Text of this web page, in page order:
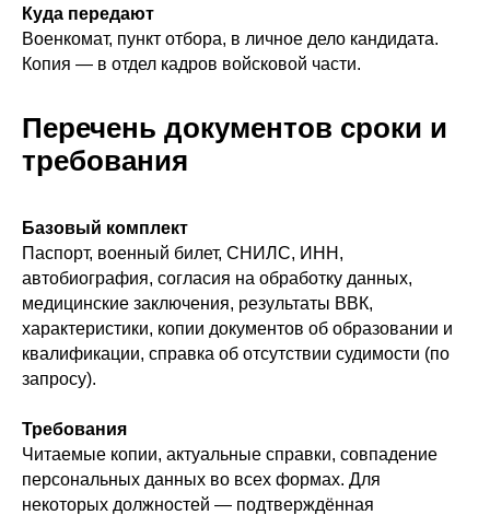
Куда передают
Военкомат, пункт отбора, в личное дело кандидата.
Копия — в отдел кадров войсковой части.
Перечень документов сроки и
требования
Базовый комплект
Паспорт, военный билет, СНИЛС, ИНН,
автобиография, согласия на обработку данных,
медицинские заключения, результаты ВВК,
характеристики, копии документов об образовании и
квалификации, справка об отсутствии судимости (по
запросу).
Требования
Читаемые копии, актуальные справки, совпадение
персональных данных во всех формах. Для
некоторых должностей — подтверждённая